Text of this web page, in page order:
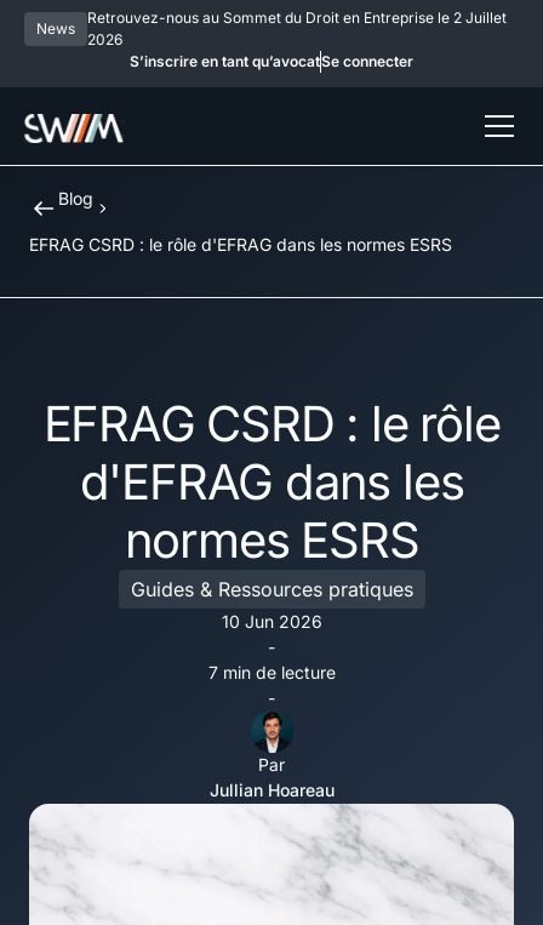
News
Retrouvez-nous au Sommet du Droit en Entreprise le 2 Juillet
2026
S’inscrire en tant qu’avocatSe connecter
Blog
EFRAG CSRD : le rôle d'EFRAG dans les normes ESRS
EFRAG CSRD : le rôle
d'EFRAG dans les
normes ESRS
Guides & Ressources pratiques
10 Jun 2026
-
7 min de lecture
-
Par
Jullian Hoareau